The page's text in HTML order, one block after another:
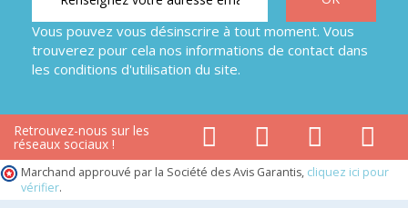
Vous pouvez vous désinscrire à tout moment. Vous
trouverez pour cela nos informations de contact dans
les conditions d'utilisation du site.
Retrouvez-nous sur les
réseaux sociaux !
Marchand approuvé par la Société des Avis Garantis, cliquez ici pour
vérifier.